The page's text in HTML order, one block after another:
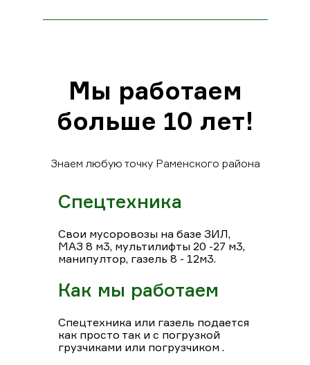
Мы работаем
больше 10 лет!
Знаем любую точку Раменского района
Спецтехника
Свои мусоровозы на базе ЗИЛ,
МАЗ 8 м3, мультилифты 20 -27 м3,
манипултор, газель 8 - 12м3.
Как мы работаем
Спецтехника или газель подается
как просто так и с погрузкой
грузчиками или погрузчиком .